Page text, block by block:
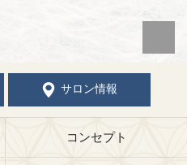
サロン情報
コンセプト